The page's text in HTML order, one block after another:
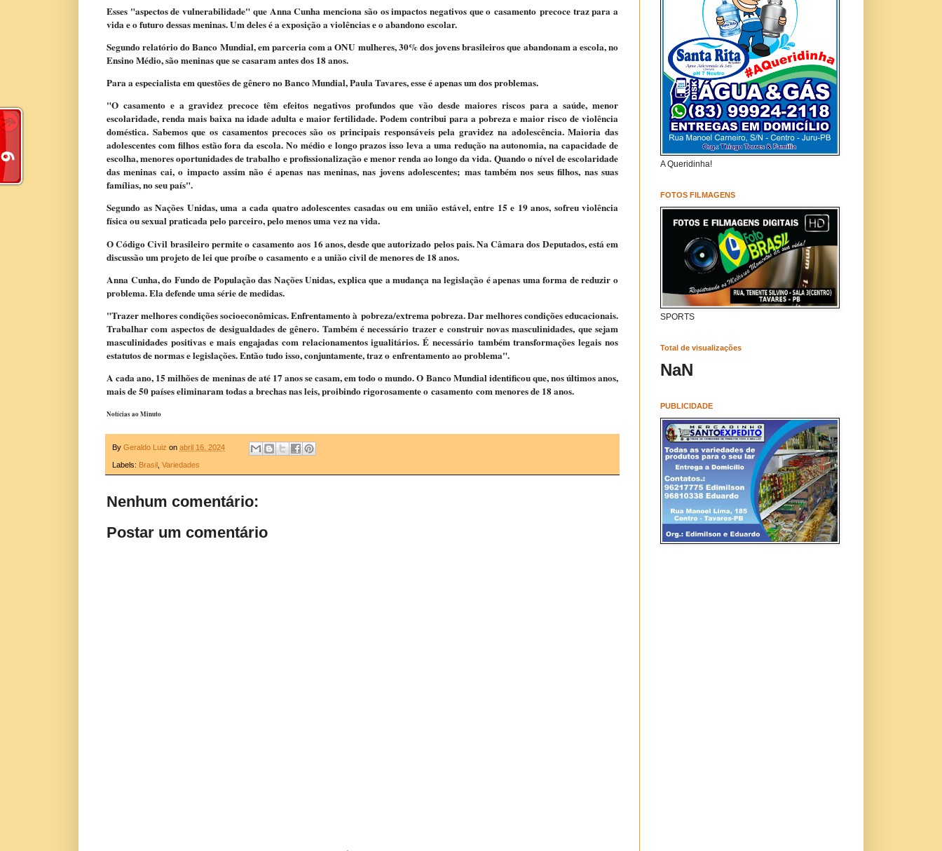
Esses "aspectos de vulnerabilidade" que Anna Cunha menciona são os impactos negativos que o casamento precoce traz para a
vida e o futuro dessas meninas. Um deles é a exposição a violências e o abandono escolar.
Segundo relatório do Banco Mundial, em parceria com a ONU mulheres, 30% dos jovens brasileiros que abandonam a escola, no
Ensino Médio, são meninas que se casaram antes dos 18 anos.
Para a especialista em questões de gênero no Banco Mundial, Paula Tavares, esse é apenas um dos problemas.
"O casamento e a gravidez precoce têm efeitos negativos profundos que vão desde maiores riscos para a saúde, menor
escolaridade, renda mais baixa na idade adulta e maior fertilidade. Podem contribui para a pobreza e maior risco de violência
doméstica. Sabemos que os casamentos precoces são os principais responsáveis pela gravidez na adolescência. Maioria das
adolescentes com filhos estão fora da escola. No médio e longo prazos isso leva a uma redução na autonomia, na capacidade de
escolha, menores oportunidades de trabalho e profissionalização e menor renda ao longo da vida. Quando o nível de escolaridade
das meninas cai, o impacto assim não é apenas nas meninas, nas jovens adolescentes; mas também nos seus filhos, nas suas
famílias, no seu país".
Segundo as Nações Unidas, uma a cada quatro adolescentes casadas ou em união estável, entre 15 e 19 anos, sofreu violência
física ou sexual praticada pelo parceiro, pelo menos uma vez na vida.
O Código Civil brasileiro permite o casamento aos 16 anos, desde que autorizado pelos pais. Na Câmara dos Deputados, está em
discussão um projeto de lei que proíbe o casamento e a união civil de menores de 18 anos.
Anna Cunha, do Fundo de População das Nações Unidas, explica que a mudança na legislação é apenas uma forma de reduzir o
problema. Ela defende uma série de medidas.
"Trazer melhores condições socioeconômicas. Enfrentamento à pobreza/extrema pobreza. Dar melhores condições educacionais.
Trabalhar com aspectos de desigualdades de gênero. Também é necessário trazer e construir novas masculinidades, que sejam
masculinidades positivas e mais engajadas com relacionamentos igualitários. É necessário também transformações legais nos
estatutos de normas e legislações. Então tudo isso, conjuntamente, traz o enfrentamento ao problema".
A cada ano, 15 milhões de meninas de até 17 anos se casam, em todo o mundo. O Banco Mundial identificou que, nos últimos anos,
mais de 50 países eliminaram todas a brechas nas leis, proibindo rigorosamente o casamento com menores de 18 anos.
Notícias ao Minuto
By Geraldo Luiz on abril 16, 2024
Labels: Brasil Variedades
Nenhum comentário:
Postar um comentário
A Queridinha!
FOTOS FILMAGENS
SPORTS
Total de visualizações
NaN
PUBLICIDADE